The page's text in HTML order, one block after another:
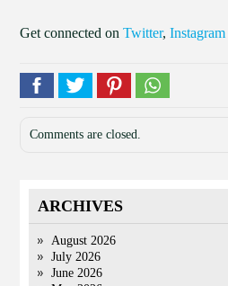
Get connected onTwitter,Instagram
Comments are closed.
ARCHIVES
August 2026
July 2026
June 2026